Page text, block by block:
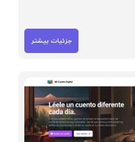
جزئیات بیشتر